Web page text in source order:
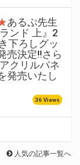
あるぷ先生
ンド 上』2
下ろしグッ
売決定!!さら
クリルパネ
発売いたし
36 Views
人気の記事一覧へ